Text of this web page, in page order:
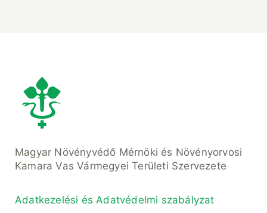
Magyar Növényvédő Mérnöki és Növényorvosi
Kamara Vas Vármegyei Területi Szervezete
Adatkezelési és Adatvédelmi szabályzat